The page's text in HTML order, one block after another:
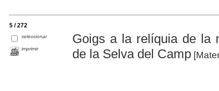
5 / 272
seleccionar
imprimir
Goigs a la relíquia de la
de la Selva del Camp